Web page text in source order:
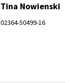
Tina Nowienski
02364-50499-16